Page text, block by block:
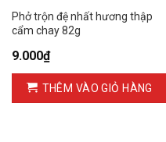
Phở trộn đệ nhất hương thập
cẩm chay 82g
9.000₫
THÊM VÀO GIỎ HÀNG